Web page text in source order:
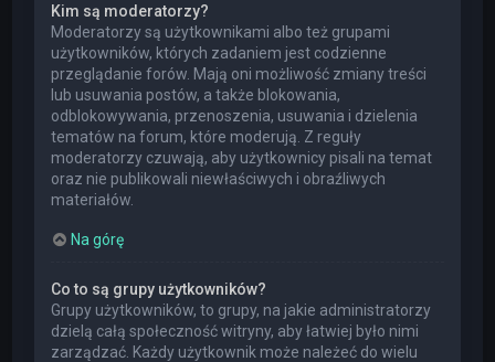
Kim są moderatorzy?
Moderatorzy są użytkownikami albo też grupami
użytkowników, których zadaniem jest codzienne
przeglądanie forów. Mają oni możliwość zmiany treści
lub usuwania postów, a także blokowania,
odblokowywania, przenoszenia, usuwania i dzielenia
tematów na forum, które moderują. Z reguły
moderatorzy czuwają, aby użytkownicy pisali na temat
oraz nie publikowali niewłaściwych i obraźliwych
materiałów.
Na górę
Co to są grupy użytkowników?
Grupy użytkowników, to grupy, na jakie administratorzy
dzielą całą społeczność witryny, aby łatwiej było nimi
zarządzać. Każdy użytkownik może należeć do wielu